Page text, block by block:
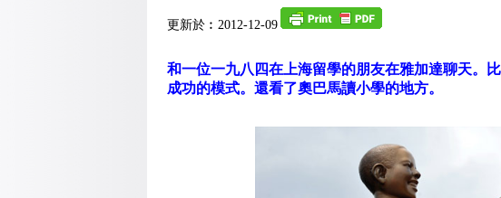
更新於︰2012-12-09
和一位一九八四在上海留學的朋友在雅加達聊天。
成功的模式。還看了奧巴馬讀小學的地方。